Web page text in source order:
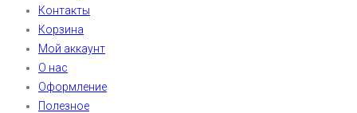
Контакты
Корзина
Мой аккаунт
О нас
Оформление
Полезное